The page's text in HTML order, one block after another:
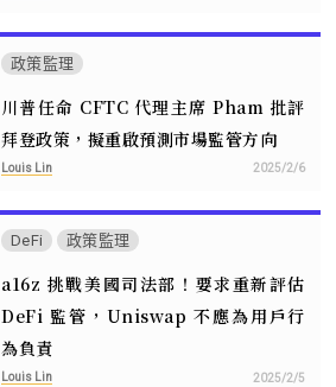
政策監理
川普任命 CFTC 代理主席 Pham 批評
拜登政策，擬重啟預測市場監管方向
Louis Lin 2025/2/6
DeFi 政策監理
a16z 挑戰美國司法部！要求重新評估
DeFi 監管，Uniswap 不應為用戶行
為負責
Louis Lin 2025/2/5